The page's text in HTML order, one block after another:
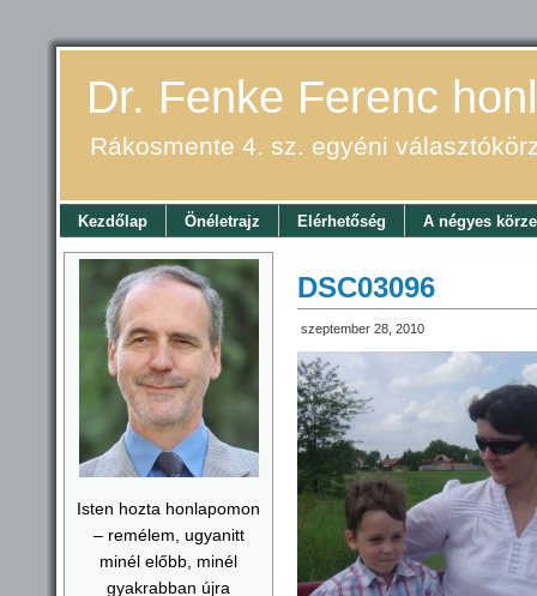
Dr. Fenke Ferenc
Rákosmente 4. sz. egyéni
Kezdőlap Önéletrajz Elérhetőség A négyes
Isten hozta honlapomon
– remélem, ugyanitt
minél előbb, minél
gyakrabban újra
DSC03096
szeptember 28, 2010